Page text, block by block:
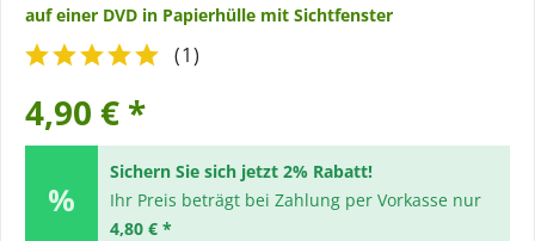
auf einer DVD in Papierhülle mit Sichtfenster
(1)
4,90 € *
Sichern Sie sich jetzt 2% Rabatt!
Ihr Preis beträgt bei Zahlung per Vorkasse nur
4,80 € *